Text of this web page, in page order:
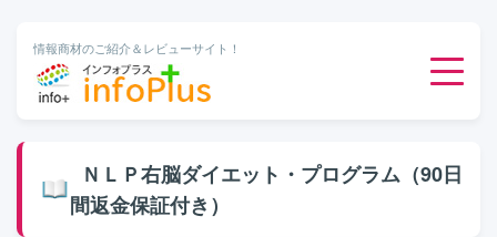
情報商材のご紹介＆レビューサイト！
有料メルマガ
ＮＬＰ右脳ダイエット・プログラム（90日
間返金保証付き）